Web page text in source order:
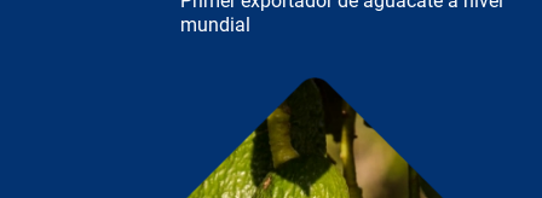
mundial